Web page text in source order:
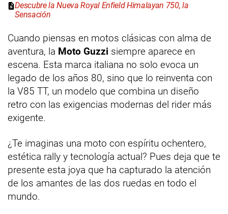
Descubre la Nueva Royal Enfield Himalayan 750, la
Sensación
Cuando piensas en motos clásicas con alma de
aventura, la Moto Guzzi siempre aparece en
escena. Esta marca italiana no solo evoca un
legado de los años 80, sino que lo reinventa con
la V85 TT, un modelo que combina un diseño
retro con las exigencias modernas del rider más
exigente.
¿Te imaginas una moto con espíritu ochentero,
estética rally y tecnología actual? Pues deja que te
presente esta joya que ha capturado la atención
de los amantes de las dos ruedas en todo el
mundo.